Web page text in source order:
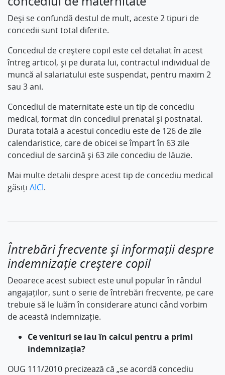
Deși se confundă destul de mult, aceste 2 tipuri de
concedii sunt total diferite.
Concediul de creștere copil este cel detaliat în acest
întreg articol, și pe durata lui, contractul individual de
muncă al salariatului este suspendat, pentru maxim 2
sau 3 ani.
Concediul de maternitate este un tip de concediu
medical, format din concediul prenatal și postnatal.
Durata totală a acestui concediu este de 126 de zile
calendaristice, care de obicei se împart în 63 zile
concediul de sarcină și 63 zile concediu de lăuzie.
Mai multe detalii despre acest tip de concediu medical
găsiți AICI.
Întrebări frecvente și informații despre
indemnizație creștere copil
Deoarece acest subiect este unul popular în rândul
angajaților, sunt o serie de întrebări frecvente, pe care
trebuie să le luăm în considerare atunci când vorbim
de această indemnizație.
Ce venituri se iau în calcul pentru a primi
indemnizația?
OUG 111/2010 precizează că „se acordă concediu